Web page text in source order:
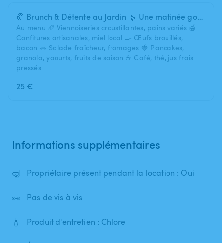
🥐 Brunch & Détente au Jardin 🌿 Une matinée gourmande et conviviale
Au menu 🥖 Viennoiseries croustillantes, pains variés 🍯
Confitures artisanales, miel local 🍳 Œufs brouillés,
bacon 🥗 Salade fraîcheur, fromages 🍓 Pancakes,
granola, yaourts, fruits de saison ☕ Café, thé, jus frais
pressés
25 €
Informations supplémentaires
🤿 Propriétaire présent pendant la location : Oui
👀 Pas de vis à vis
💧 Produit d'entretien : Chlore